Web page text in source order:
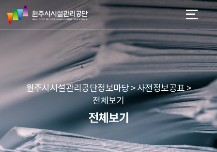
네
본문 바로가기
메뉴 바로가기
원
주
시
리
공
단
원주시시설관리공단정보마당 > 사전정보공표 >
전체보기
전체보기